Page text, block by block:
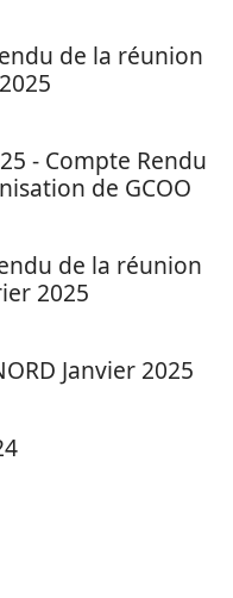
de la réunion
- Compte Rendu
de GCOO
de la réunion
2025
Janvier 2025